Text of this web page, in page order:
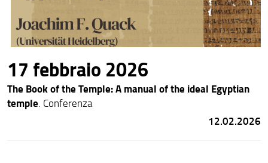
17 febbraio 2026
The Book of the Temple: A manual of the ideal Egyptian
temple. Conferenza
12.02.2026